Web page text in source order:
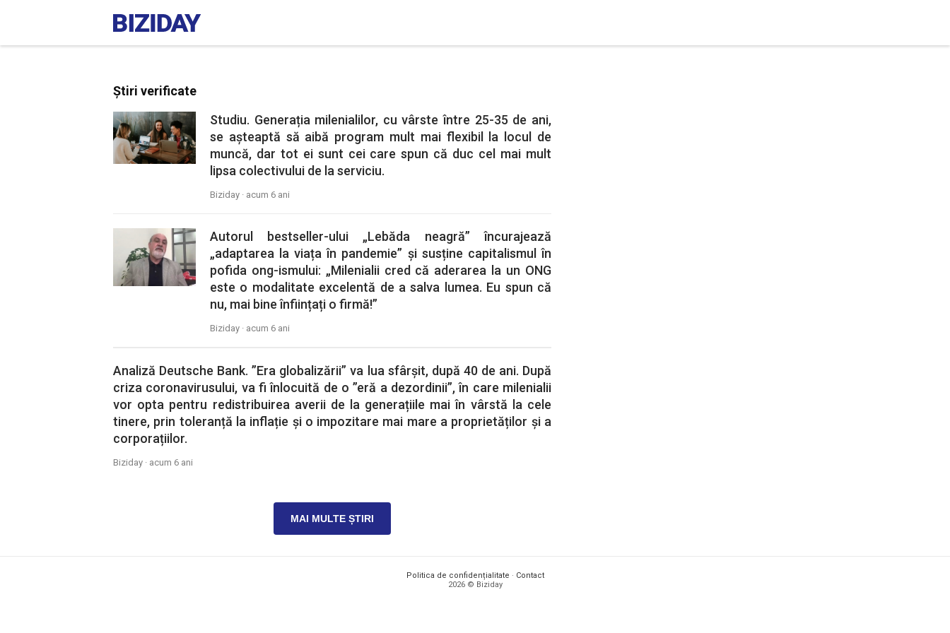
Știri verificate
Studiu. Generația milenialilor, cu vârste între 25-35 de ani,
se așteaptă să aibă program mult mai flexibil la locul de
muncă, dar tot ei sunt cei care spun că duc cel mai mult
lipsa colectivului de la serviciu.
Biziday · acum 6 ani
Autorul bestseller-ului „Lebăda neagră” încurajează
„adaptarea la viața în pandemie” și susține capitalismul în
pofida ong-ismului: „Milenialii cred că aderarea la un ONG
este o modalitate excelentă de a salva lumea. Eu spun că
nu, mai bine înființați o firmă!”
Biziday · acum 6 ani
Analiză Deutsche Bank. ”Era globalizării” va lua sfârșit, după 40 de ani. După
criza coronavirusului, va fi înlocuită de o ”eră a dezordinii”, în care milenialii
vor opta pentru redistribuirea averii de la generațiile mai în vârstă la cele
tinere, prin toleranță la inflație și o impozitare mai mare a proprietăților și a
corporațiilor.
Biziday · acum 6 ani
MAI MULTE ȘTIRI
Politica de confidențialitate · Contact
2026 © Biziday